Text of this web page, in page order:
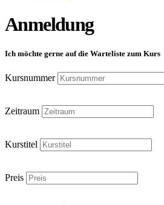
Anmeldung
Ich möchte gerne auf die Warteliste zum Kurs
Kursnummer
Zeitraum
Kurstitel
Preis